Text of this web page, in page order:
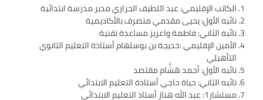
الكاتب الإقليمي: عبد اللطيف الجراري مدير مدرسة ابتدائية
نائبه الأول: يحيى مقدمي متصرف بالأكاديمية
نائبه الثاني: فاطمة واعزيز مساعدة تقنية
الأمين الإقليمي :خديجة بن بوسلهام أستاذة التعليم الثانوي
التأهيلي
نائبه الأول: أحمد هَشَّام مقتصد
نائبه الثاني: حياة حاجي أستاذة التعليم الابتدائي
مستشار1: عبد الله هناز أستاذ التعليم الابتدائي